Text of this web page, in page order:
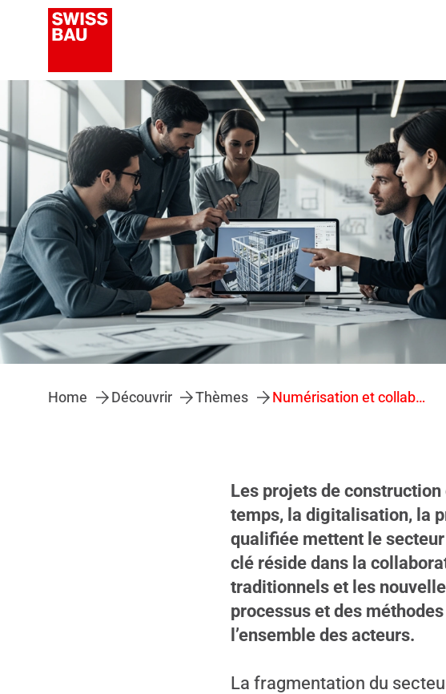
Home Découvrir Thèmes Numérisation et collaboration
Les projets de
temps, la digitalisation, la
qualifiée mettent le
clé réside dans la
traditionnels et les
processus et des
l’ensemble des acteurs.
La fragmentation du